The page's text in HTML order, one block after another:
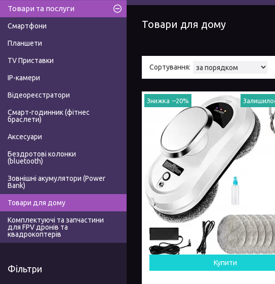
Товари для дому
–20%
Купити
Товари та послуги
Смартфони
Планшети
TV Приставки
IP-камери
Відеореєстратори
Смарт-годинник (фітнес
браслети)
Аксесуари
Бездротові колонки
(bluetooth)
Зовнішні акумулятори (Power
Bank)
Товари для дому
Комплектуючі та запчастини
для FPV дронів та
квадрокоптерів
Фільтри